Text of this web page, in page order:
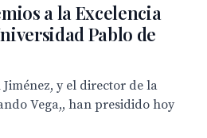
a la Excelencia
Pablo de
y el director de la
Vega,, han presidido hoy